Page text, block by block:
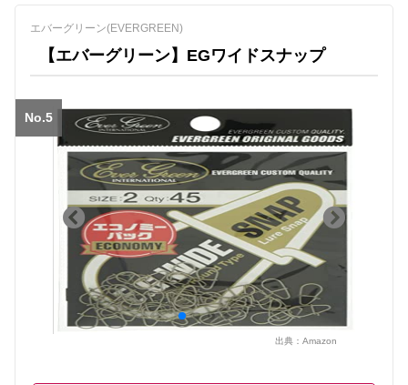
エバーグリーン(EVERGREEN)
【エバーグリーン】EGワイドスナップ
No.5
出典： Amazon